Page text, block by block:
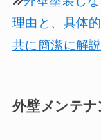
理由と、具体
共に簡潔に解説
外壁メンテ